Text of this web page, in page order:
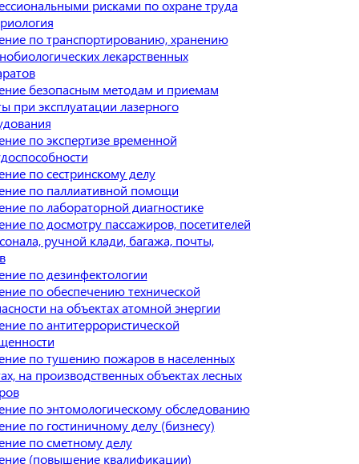
рисками по охране труда
по транспортированию, хранению
лекарственных
безопасным методам и приемам
при эксплуатации лазерного
по экспертизе временной
по сестринскому делу
по паллиативной помощи
по лабораторной диагностике
по досмотру пассажиров, посетителей
ручной клади, багажа, почты,
по дезинфектологии
по обеспечению технической
на объектах атомной энергии
по антитеррористической
по тушению пожаров в населенных
на производственных объектах лесных
по энтомологическому обследованию
по гостиничному делу (бизнесу)
по сметному делу
(повышение квалификации)